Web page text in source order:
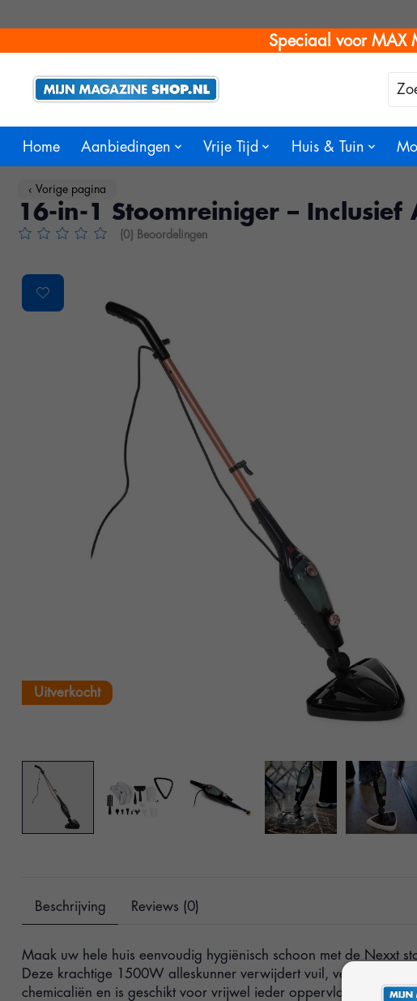
Speciaal voor MAX
Home Aanbiedingen Vrije Tijd Huis & Tuin
‹ Vorige pagina
16-in-1 Stoomreiniger – Inclusief
De beoordeling van dit product is0van de 5
(0) Beoordelingen
Product image slideshow Items
Uitverkocht
Beschrijving Reviews (0)
Maak uw hele huis eenvoudig hygiënisch schoon met de Nexxt
Deze krachtige 1500W alleskunner verwijdert vuil, vet en
chemicaliën en is geschikt voor vrijwel ieder oppervlak.